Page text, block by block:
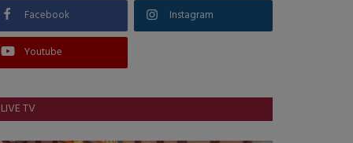
Facebook Instagram
Youtube
LIVE TV